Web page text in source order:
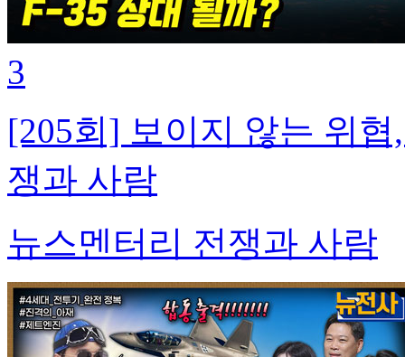
3
[205회] 보이지 않는 위
쟁과 사람
뉴스멘터리 전쟁과 사람